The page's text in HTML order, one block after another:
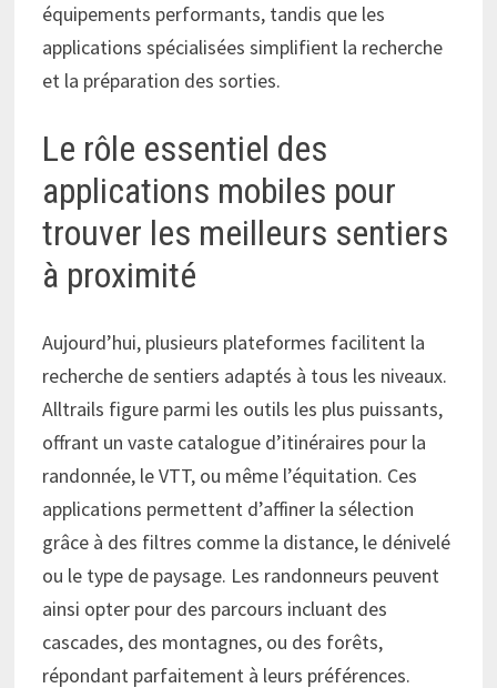
équipements performants, tandis que les
applications spécialisées simplifient la recherche
et la préparation des sorties.
Le rôle essentiel des
applications mobiles pour
trouver les meilleurs sentiers
à proximité
Aujourd’hui, plusieurs plateformes facilitent la
recherche de sentiers adaptés à tous les niveaux.
Alltrails figure parmi les outils les plus puissants,
offrant un vaste catalogue d’itinéraires pour la
randonnée, le VTT, ou même l’équitation. Ces
applications permettent d’affiner la sélection
grâce à des filtres comme la distance, le dénivelé
ou le type de paysage. Les randonneurs peuvent
ainsi opter pour des parcours incluant des
cascades, des montagnes, ou des forêts,
répondant parfaitement à leurs préférences.